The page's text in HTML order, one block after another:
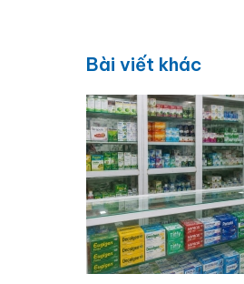
Bài viết khác